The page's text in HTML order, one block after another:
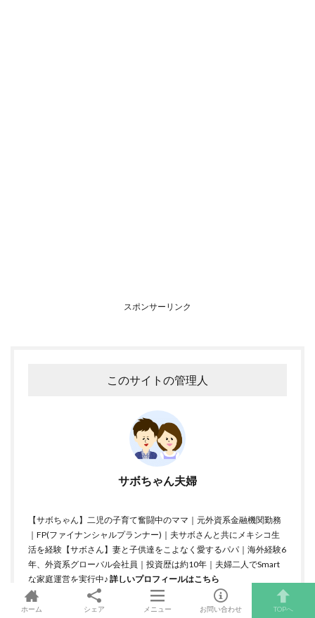
スポンサーリンク
このサイトの管理人
サボちゃん夫婦
【サボちゃん】二児の子育て奮闘中のママ｜元外資系金融機関勤務
｜FP(ファイナンシャルプランナー)｜夫サボさんと共にメキシコ生
活を経験【サボさん】妻と子供達をこよなく愛するパパ｜海外経験6
年、外資系グローバル会社員｜投資歴は約10年｜夫婦二人でSmart
な家庭運営を実行中♪ 詳しいプロフィールはこちら
ホーム シェア メニュー お問い合わせ TOPへ